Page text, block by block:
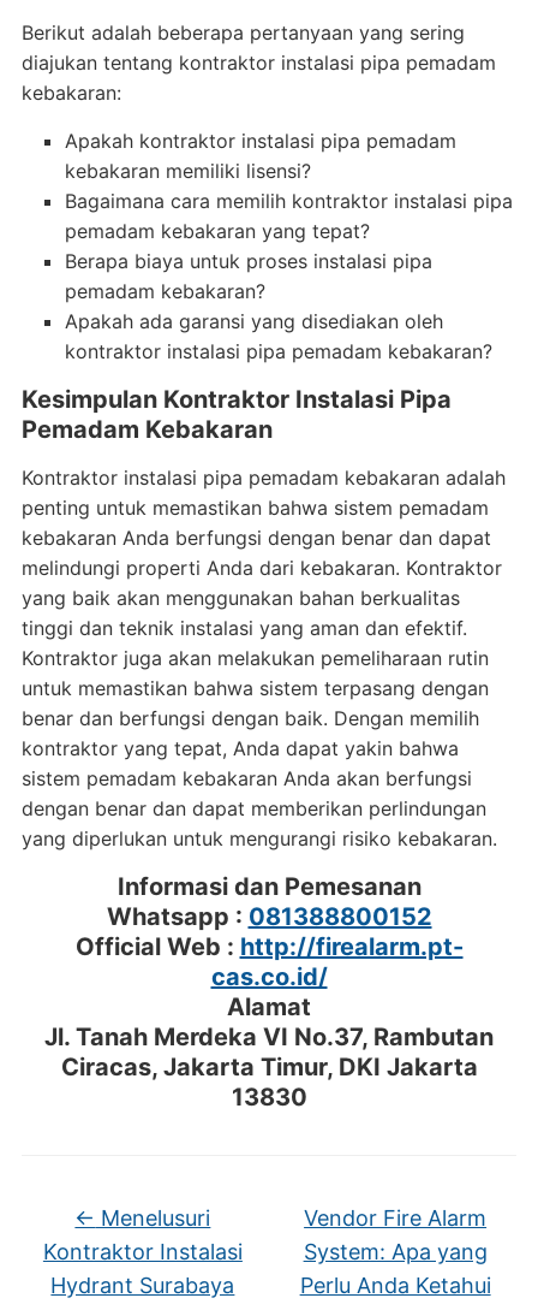
Berikut adalah beberapa pertanyaan yang sering
diajukan tentang kontraktor instalasi pipa pemadam
kebakaran:
Apakah kontraktor instalasi pipa pemadam
kebakaran memiliki lisensi?
Bagaimana cara memilih kontraktor instalasi pipa
pemadam kebakaran yang tepat?
Berapa biaya untuk proses instalasi pipa
pemadam kebakaran?
Apakah ada garansi yang disediakan oleh
kontraktor instalasi pipa pemadam kebakaran?
Kesimpulan Kontraktor Instalasi Pipa
Pemadam Kebakaran
Kontraktor instalasi pipa pemadam kebakaran adalah
penting untuk memastikan bahwa sistem pemadam
kebakaran Anda berfungsi dengan benar dan dapat
melindungi properti Anda dari kebakaran. Kontraktor
yang baik akan menggunakan bahan berkualitas
tinggi dan teknik instalasi yang aman dan efektif.
Kontraktor juga akan melakukan pemeliharaan rutin
untuk memastikan bahwa sistem terpasang dengan
benar dan berfungsi dengan baik. Dengan memilih
kontraktor yang tepat, Anda dapat yakin bahwa
sistem pemadam kebakaran Anda akan berfungsi
dengan benar dan dapat memberikan perlindungan
yang diperlukan untuk mengurangi risiko kebakaran.
Informasi dan Pemesanan
Whatsapp : 081388800152
Official Web : http://firealarm.pt-
cas.co.id/
Alamat
Jl. Tanah Merdeka VI No.37, Rambutan
Ciracas, Jakarta Timur, DKI Jakarta
13830
← Menelusuri
Kontraktor Instalasi
Hydrant Surabaya
Vendor Fire Alarm
System: Apa yang
Perlu Anda Ketahui